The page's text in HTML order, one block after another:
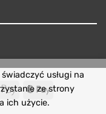
Apple
Pay
Google
usługi na
ze strony
ich użycie.